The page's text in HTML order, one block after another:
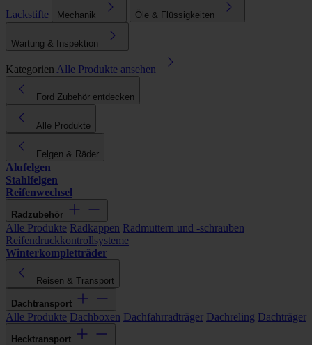
Lackstifte Mechanik Öle & Flüssigkeiten
Wartung & Inspektion
Kategorien Alle Produkte ansehen
Ford Zubehör entdecken
Alle Produkte
Felgen & Räder
Alufelgen
Stahlfelgen
Reifenwechsel
Radzubehör
Alle Produkte Radkappen Radmuttern und -schrauben
Reifendruckkontrollsysteme
Winterkompletträder
Reisen & Transport
Dachtransport
Alle Produkte Dachboxen Dachfahrradträger Dachreling Dachträger
Hecktransport